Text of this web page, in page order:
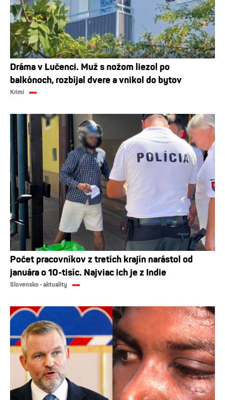
Dráma v Lučenci. Muž s nožom liezol po
balkónoch, rozbíjal dvere a vnikol do bytov
Krimi
Počet pracovníkov z tretích krajín narástol od
januára o 10-tisíc. Najviac ich je z Indie
Slovensko - aktuality